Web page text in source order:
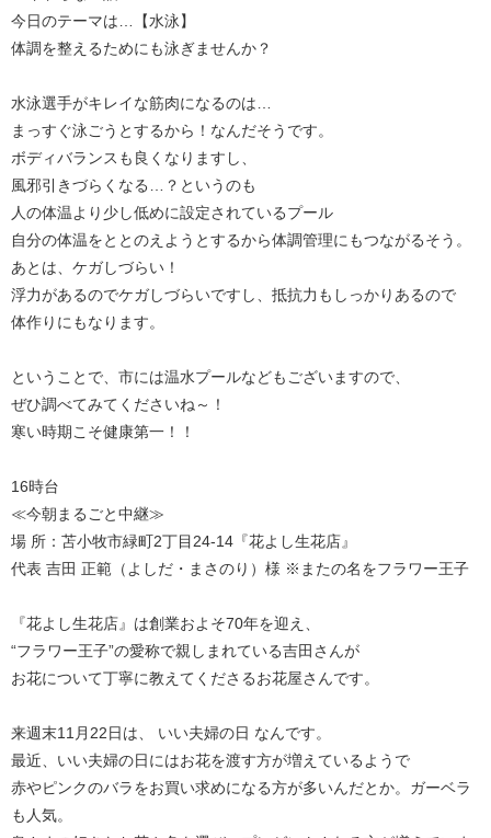
今日のテーマは…【水泳】
体調を整えるためにも泳ぎませんか？
水泳選手がキレイな筋肉になるのは…
まっすぐ泳ごうとするから！なんだそうです。
ボディバランスも良くなりますし、
風邪引きづらくなる…？というのも
人の体温より少し低めに設定されているプール
自分の体温をととのえようとするから体調管理にもつながるそう。
あとは、ケガしづらい！
浮力があるのでケガしづらいですし、抵抗力もしっかりあるので
体作りにもなります。
ということで、市には温水プールなどもございますので、
ぜひ調べてみてくださいね～！
寒い時期こそ健康第一！！
16時台
≪今朝まるごと中継≫
場 所：苫小牧市緑町2丁目24-14『花よし生花店』
代表 吉田 正範（よしだ・まさのり）様 ※またの名をフラワー王子
『花よし生花店』は創業およそ70年を迎え、
“フラワー王子”の愛称で親しまれている吉田さんが
お花について丁寧に教えてくださるお花屋さんです。
来週末11月22日は、 いい夫婦の日 なんです。
最近、いい夫婦の日にはお花を渡す方が増えているようで
赤やピンクのバラをお買い求めになる方が多いんだとか。ガーベラ
も人気。